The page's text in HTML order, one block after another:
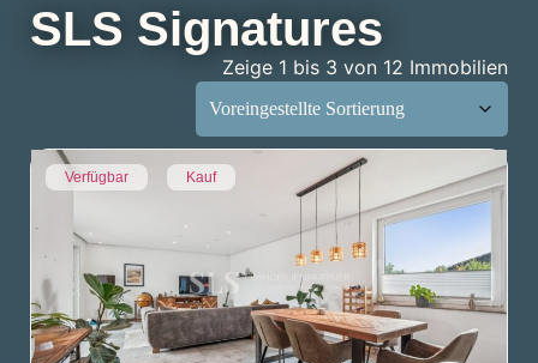
SLS Signatures
Zeige 1 bis 3 von 12 Immobilien
Verfügbar Kauf